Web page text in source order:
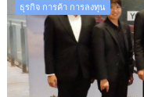
ธุรกิจ การค้า การลงทุน